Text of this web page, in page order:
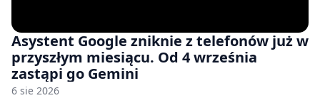
Asystent Google zniknie z telefonów już w
przyszłym miesiącu. Od 4 września
zastąpi go Gemini
6 sie 2026